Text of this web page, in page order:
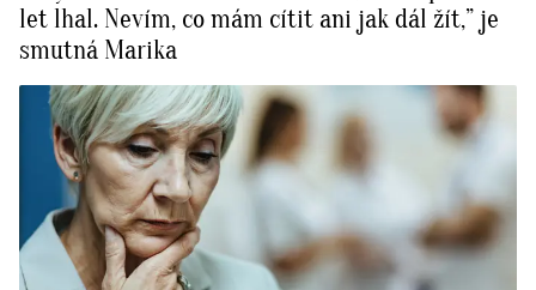
let lhal. Nevím, co mám cítit ani jak dál žít,” je
smutná Marika